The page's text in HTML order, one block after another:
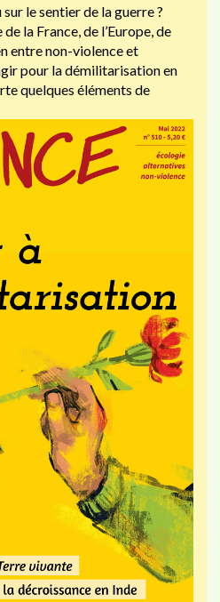
le sentier de la guerre ?
la France, de l’Europe, de
entre non-violence et
pour la démilitarisation en
quelques éléments de